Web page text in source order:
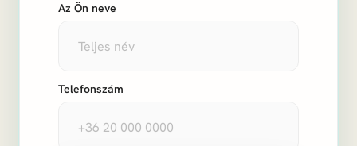
Az Ön neve
Telefonszám